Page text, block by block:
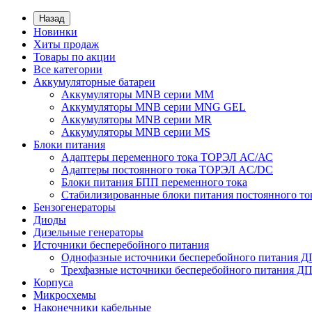
Назад
Новинки
Хиты продаж
Товары по акции
Все категории
Аккумуляторные батареи
Аккумуляторы MNB серии MM
Аккумуляторы MNB серии MNG GEL
Аккумуляторы MNB серии MR
Аккумуляторы MNB серии MS
Блоки питания
Адаптеры переменного тока ТОРЭЛ АС/АС
Адаптеры постоянного тока ТОРЭЛ AC/DC
Блоки питания БПП переменного тока
Стабилизированные блоки питания постоянного
Бензогенераторы
Диоды
Дизельные генераторы
Источники бесперебойного питания
Однофазные источники бесперебойного питания
Трехфазные источники бесперебойного питания
Корпуса
Микросхемы
Наконечники кабельные